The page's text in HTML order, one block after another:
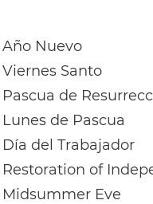
Año Nuevo
Viernes Santo
Pascua de
Lunes de Pascua
Día del Trabajador
Restoration of
Midsummer Eve